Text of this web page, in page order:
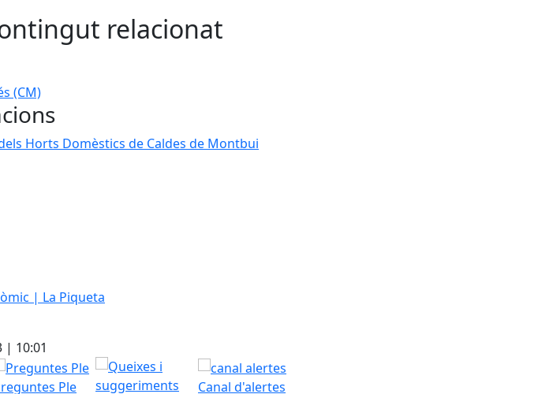
relacionat
(CM)
Horts Domèstics de Caldes de Montbui
| La Piqueta
| 10:01
Ple Canal d'alertes